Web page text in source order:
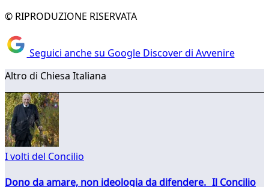
© RIPRODUZIONE RISERVATA
Seguici anche su Google Discover di Avvenire
Altro di Chiesa Italiana
I volti del Concilio
Dono da amare, non ideologia da difendere. Il Concilio